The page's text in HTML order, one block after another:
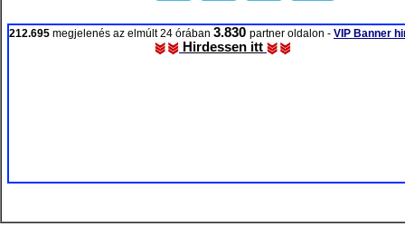
212.695 megjelenés az elmúlt 24 órában 3.830 partner oldalon - VIP Banner
Hirdessen itt